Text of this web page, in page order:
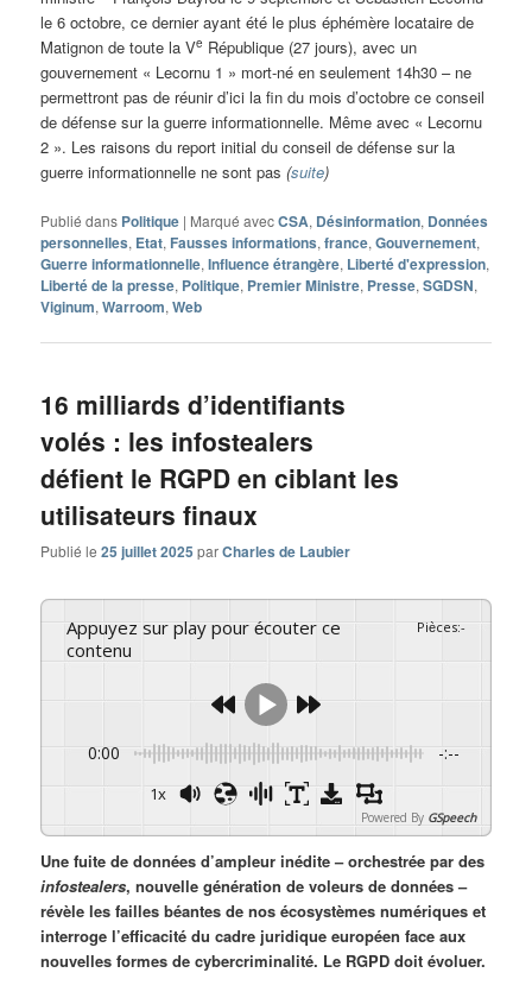
le 6 octobre, ce dernier ayant été le plus éphémère locataire de
Matignon de toute la Ve République (27 jours), avec un
gouvernement « Lecornu 1 » mort-né en seulement 14h30 – ne
permettront pas de réunir d’ici la fin du mois d’octobre ce conseil
de défense sur la guerre informationnelle. Même avec « Lecornu
2 ». Les raisons du report initial du conseil de défense sur la
guerre informationnelle ne sont pas(suite)
Publié dans Politique | Marqué avecCSA, Désinformation, Données
personnelles, Etat, Fausses informations,france,Gouvernement,
Guerre informationnelle,Influence étrangère, Liberté d'expression,
Liberté de la presse, Politique, Premier Ministre, Presse,SGDSN,
Viginum,Warroom,Web
16 milliards d’identifiants
volés : les infostealers
défient le RGPD en ciblant les
utilisateurs finaux
Publié le25 juillet 2025 parCharles de Laubier
Appuyez sur play pour écouter ce
contenu
Pièces:-
0:00 -:--
1x
Powered By GSpeech
Une fuite de données d’ampleur inédite – orchestrée par des
infostealers, nouvelle génération de voleurs de données –
révèle les failles béantes de nos écosystèmes numériques et
interroge l’efficacité du cadre juridique européen face aux
nouvelles formes de cybercriminalité. Le RGPD doit évoluer.